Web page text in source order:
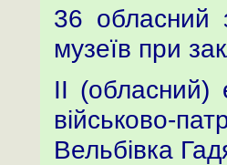
36 обласний
музеїв при
ІІ (обласний)
військово-
Вельбівка